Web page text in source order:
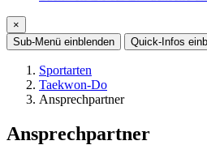
×
Sub-Menü einblenden Quick-Infos
Sportarten
Taekwon-Do
Ansprechpartner
Ansprechpartner